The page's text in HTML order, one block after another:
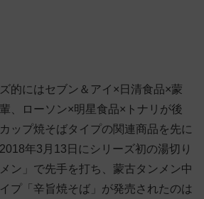
的にはセブン＆アイ×日清食品×蒙
、ローソン×明星食品×トナリが後
ップ焼そばタイプの関連商品を先に
年3月13日にシリーズ初の湯切り
ン」で先手を打ち、蒙古タンメン中
プ「辛旨焼そば」が発売されたのは